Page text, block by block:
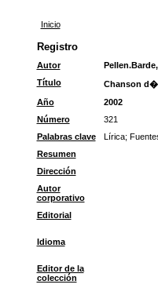
Inicio
Registro
Autor
Título
Chanson
Año 2002
Número
321
Palabras clave
Lírica;
Resumen
Dirección
Autor
corporativo
Editorial
Idioma
Editor de la
colección